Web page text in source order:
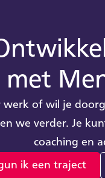
met
werk of wil je
we verder. Je
coaching en
ik een traject